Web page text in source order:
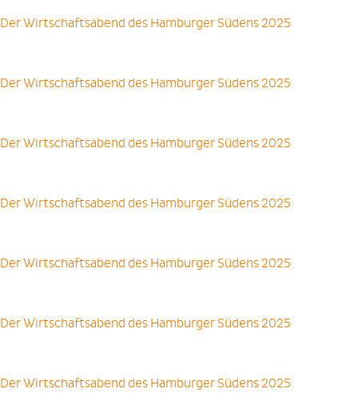
Der Wirtschaftsabend des Hamburger Südens 2025
Der Wirtschaftsabend des Hamburger Südens 2025
Der Wirtschaftsabend des Hamburger Südens 2025
Der Wirtschaftsabend des Hamburger Südens 2025
Der Wirtschaftsabend des Hamburger Südens 2025
Der Wirtschaftsabend des Hamburger Südens 2025
Der Wirtschaftsabend des Hamburger Südens 2025